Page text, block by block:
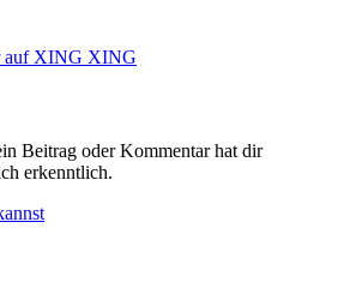
XING
Beitrag oder Kommentar hat dir
erkenntlich.